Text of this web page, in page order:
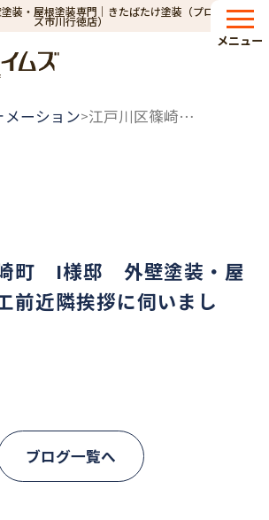
装・屋根塗装専門｜きたばたけ塗装（プロタイム
ズ市川行徳店）
メニュー
メーション> 江戸川区篠崎町 I様邸 外壁塗装・屋根塗装の着工前近隣挨拶に伺いました！
町 I様邸 外壁塗装・屋
前近隣挨拶に伺いまし
ブログ一覧へ